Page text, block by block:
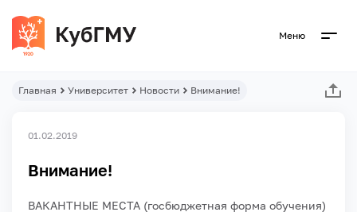
Меню
Главная Университет Новости Внимание!
01.02.2019
Внимание!
ВАКАНТНЫЕ МЕСТА (госбюджетная форма обучения)